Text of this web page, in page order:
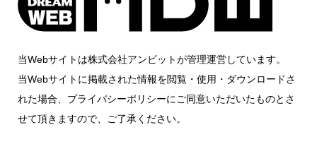
当Webサイトは株式会社アンビットが管理運営しています。
当Webサイトに掲載された情報を閲覧・使用・ダウンロードさ
れた場合、プライバシーポリシーにご同意いただいたものとさ
せて頂きますので、ご了承ください。